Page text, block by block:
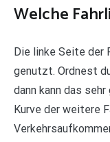
Welche
Die linke Seite der
genutzt. Ordnest
dann kann das
Kurve der weitere